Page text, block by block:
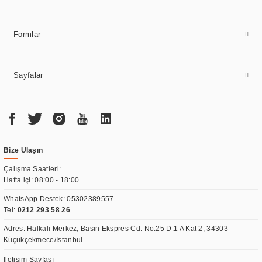
Formlar
Sayfalar
Bize Ulaşın
Çalışma Saatleri:
Hafta içi: 08:00 - 18:00
WhatsApp Destek:05302389557
Tel: 0212 293 58 26
Adres: Halkalı Merkez, Basın Ekspres Cd. No:25 D:1 A Kat 2, 34303
Küçükçekmece/İstanbul
İletişim Sayfası